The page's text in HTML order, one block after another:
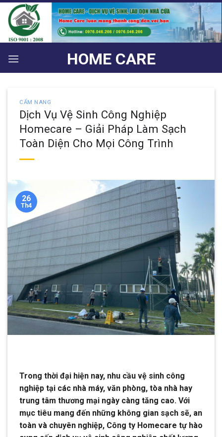
Bỏ
qua
nội
dung
HOME CARE
CẨM NANG
Dịch Vụ Vệ Sinh Công Nghiệp
Homecare – Giải Pháp Làm Sạch
Toàn Diện Cho Mọi Công Trình
26
Th4
Trong thời đại hiện nay, nhu cầu vệ sinh công
nghiệp tại các nhà máy, văn phòng, tòa nhà hay
trung tâm thương mại ngày càng tăng cao. Với
mục tiêu mang đến những không gian sạch sẽ, an
toàn và chuyên nghiệp, Công ty Homecare tự hào